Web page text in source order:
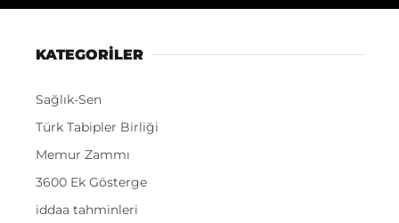
KATEGORİLER
Sağlık-Sen
Türk Tabipler Birliği
Memur Zammı
3600 Ek Gösterge
iddaa tahminleri